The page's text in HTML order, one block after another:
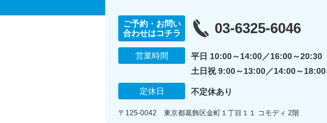
ご予約・お問い
合わせはコチラ
03-6325-6046
営業時間
平日 10:00～14:00／16:00～20:30
土日祝 9:00～13:00／14:00～18:00
定休日 不定休あり
〒125-0042 東京都葛飾区金町１丁目１１ コモディ 2階